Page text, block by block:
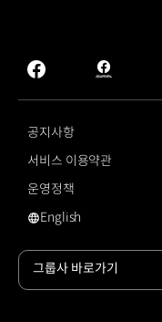
facebook
hmg
journal
공지사항
서비스 이용약관
운영정책
영문 사이트로 이동
English
그룹사 바로가기